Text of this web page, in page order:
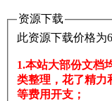
资源下载
此资源下载价格为6
1.本站大部份文档
类整理，花了精力
等费用开支；